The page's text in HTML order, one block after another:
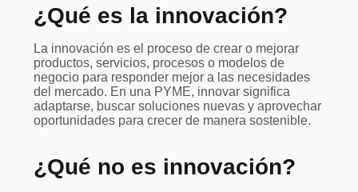
¿Qué es la innovación?
La innovación es el proceso de crear o mejorar
productos, servicios, procesos o modelos de
negocio para responder mejor a las necesidades
del mercado. En una PYME, innovar significa
adaptarse, buscar soluciones nuevas y aprovechar
oportunidades para crecer de manera sostenible.
¿Qué no es innovación?